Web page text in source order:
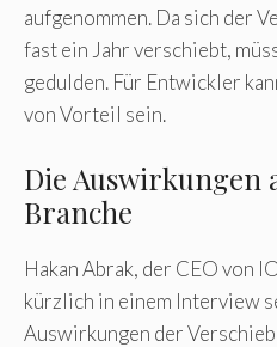
aufgenommen. Da sich der
fast ein Jahr verschiebt,
gedulden. Für Entwickler
von Vorteil sein.
Die Auswirkungen
Branche
Hakan Abrak, der CEO von
kürzlich in einem Interview
Auswirkungen der